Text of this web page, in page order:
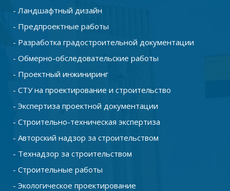
- Ландшафтный дизайн
- Предпроектные работы
- Разработка градостроительной документации
- Обмерно-обследовательские работы
- Проектный инжиниринг
- СТУ на проектирование и строительство
- Экспертиза проектной документации
- Строительно-техническая экспертиза
- Авторский надзор за строительством
- Технадзор за строительством
- Строительные работы
- Экологическое проектирование